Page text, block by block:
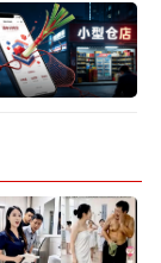
次将生态内
其试图通过
App里的消
MCP化后
对话走向行